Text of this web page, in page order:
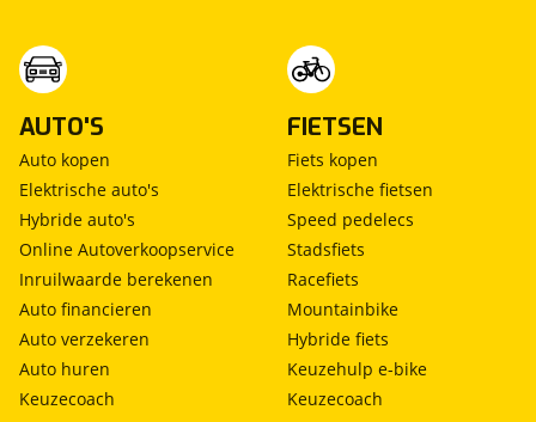
AUTO'S
Auto kopen
Elektrische auto's
Hybride auto's
Online Autoverkoopservice
Inruilwaarde berekenen
Auto financieren
Auto verzekeren
Auto huren
Keuzecoach
FIETSEN
Fiets kopen
Elektrische fietsen
Speed pedelecs
Stadsfiets
Racefiets
Mountainbike
Hybride fiets
Keuzehulp e-bike
Keuzecoach